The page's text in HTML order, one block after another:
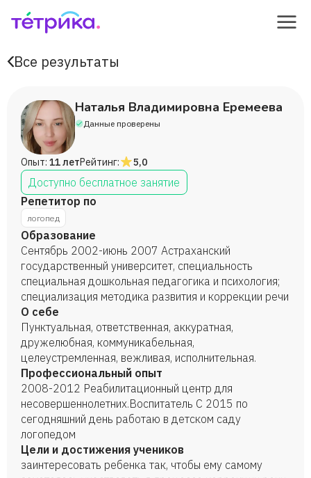
Все результаты
Наталья Владимировна Еремеева
Данные проверены
Опыт: 11 летРейтинг: 5,0
Доступно бесплатное занятие
Репетитор по
логопед
Образование
Сентябрь 2002-июнь 2007 Астраханский
государственный университет, специальность
специальная дошкольная педагогика и психология;
специализация методика развития и коррекции речи
О себе
Пунктуальная‚ ответственная‚ аккуратная‚
дружелюбная‚ коммуникабельная‚
целеустремленная‚ вежливая‚ исполнительная.
Профессиональный опыт
2008-2012 Реабилитационный центр для
несовершеннолетних.Воспитатель С 2015 по
сегодняшний день работаю в детском саду
логопедом
Цели и достижения учеников
заинтересовать ребенка так, чтобы ему самому